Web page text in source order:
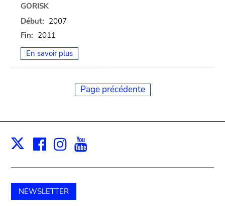
GORISK
Début: 2007
Fin: 2011
En savoir plus
Page précédente
X Facebook
Instagram
NEWSLETTER